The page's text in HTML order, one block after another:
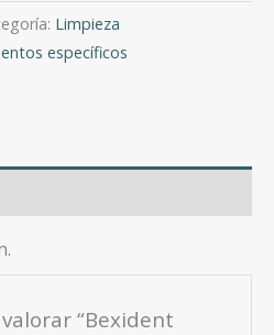
Limpieza
específicos
“Bexident